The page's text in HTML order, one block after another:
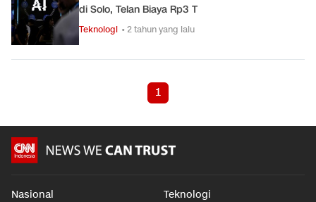
di Solo, Telan Biaya Rp3 T
Teknologi • 2 tahun yang lalu
1
Nasional Teknologi